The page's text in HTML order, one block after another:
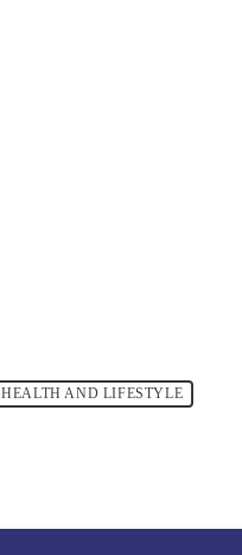
HEALTH AND LIFESTYLE